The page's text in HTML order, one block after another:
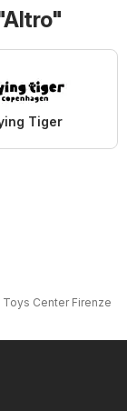
Tiger
Toys Center Firenze